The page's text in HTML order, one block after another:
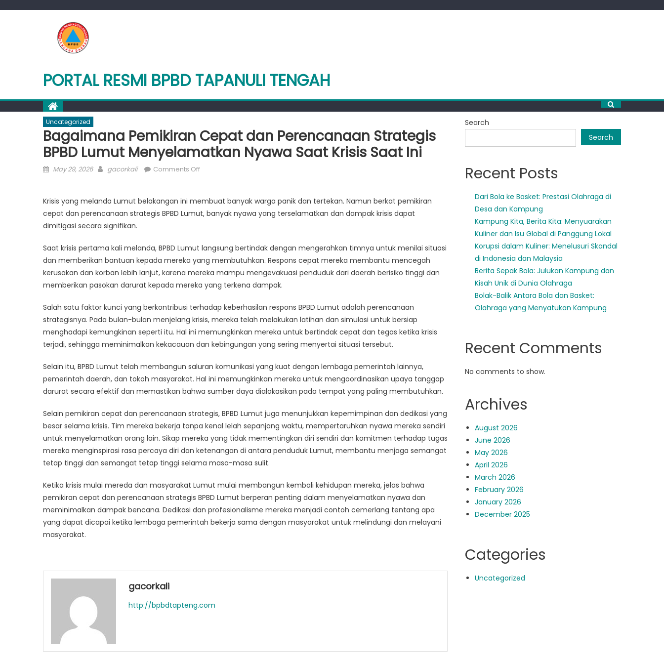
PORTAL RESMI BPBD TAPANULI TENGAH
Uncategorized
Bagaimana Pemikiran Cepat dan Perencanaan Strategis
BPBD Lumut Menyelamatkan Nyawa Saat Krisis Saat Ini
Posted
May 29, 2026 Author
gacorkali Comments Offon
Cepat
dan
BPBD
Lumut
Menyelamatkan
Nyawa
Krisis
Saat
Krisis yang melanda Lumut belakangan ini membuat banyak warga panik dan tertekan. Namun berkat pemikiran
cepat dan perencanaan strategis BPBD Lumut, banyak nyawa yang terselamatkan dan dampak krisis dapat
dimitigasi secara signifikan.
Saat krisis pertama kali melanda, BPBD Lumut langsung bertindak dengan mengerahkan timnya untuk menilai situasi
dan memberikan bantuan kepada mereka yang membutuhkan. Respons cepat mereka membantu mencegah
kerusakan dan korban lebih lanjut, karena mereka mampu mengevakuasi penduduk dari daerah berisiko tinggi dan
memberikan pasokan darurat kepada mereka yang terkena dampak.
Salah satu faktor kunci yang berkontribusi terhadap keberhasilan respons BPBD Lumut adalah perencanaan
strategisnya. Pada bulan-bulan menjelang krisis, mereka telah melakukan latihan dan simulasi untuk bersiap
menghadapi kemungkinan seperti itu. Hal ini memungkinkan mereka untuk bertindak cepat dan tegas ketika krisis
terjadi, sehingga meminimalkan kekacauan dan kebingungan yang sering menyertai situasi tersebut.
Selain itu, BPBD Lumut telah membangun saluran komunikasi yang kuat dengan lembaga pemerintah lainnya,
pemerintah daerah, dan tokoh masyarakat. Hal ini memungkinkan mereka untuk mengoordinasikan upaya tanggap
darurat secara efektif dan memastikan bahwa sumber daya dialokasikan pada tempat yang paling membutuhkan.
Selain pemikiran cepat dan perencanaan strategis, BPBD Lumut juga menunjukkan kepemimpinan dan dedikasi yang
besar selama krisis. Tim mereka bekerja tanpa kenal lelah sepanjang waktu, mempertaruhkan nyawa mereka sendiri
untuk menyelamatkan orang lain. Sikap mereka yang tidak mementingkan diri sendiri dan komitmen terhadap tugas
mereka menginspirasi rasa percaya diri dan ketenangan di antara penduduk Lumut, membantu menjaga semangat
tetap tinggi dan semangat tetap tinggi selama masa-masa sulit.
Ketika krisis mulai mereda dan masyarakat Lumut mulai membangun kembali kehidupan mereka, jelas bahwa
pemikiran cepat dan perencanaan strategis BPBD Lumut berperan penting dalam menyelamatkan nyawa dan
meminimalkan dampak bencana. Dedikasi dan profesionalisme mereka menjadi contoh cemerlang tentang apa
yang dapat dicapai ketika lembaga pemerintah bekerja sama dengan masyarakat untuk melindungi dan melayani
masyarakat.
gacorkali
http://bpbdtapteng.com
Search
Search
Recent Posts
Dari Bola ke Basket: Prestasi Olahraga di
Desa dan Kampung
Kampung Kita, Berita Kita: Menyuarakan
Kuliner dan Isu Global di Panggung Lokal
Korupsi dalam Kuliner: Menelusuri Skandal
di Indonesia dan Malaysia
Berita Sepak Bola: Julukan Kampung dan
Kisah Unik di Dunia Olahraga
Bolak-Balik Antara Bola dan Basket:
Olahraga yang Menyatukan Kampung
Recent Comments
No comments to show.
Archives
August 2026
June 2026
May 2026
April 2026
March 2026
February 2026
January 2026
December 2025
Categories
Uncategorized